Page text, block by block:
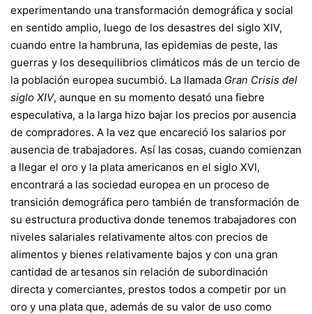
experimentando una transformación demográfica y social
en sentido amplio, luego de los desastres del siglo XIV,
cuando entre la hambruna, las epidemias de peste, las
guerras y los desequilibrios climáticos más de un tercio de
la población europea sucumbió. La llamada Gran Crisis del
siglo XIV, aunque en su momento desató una fiebre
especulativa, a la larga hizo bajar los precios por ausencia
de compradores. A la vez que encareció los salarios por
ausencia de trabajadores. Así las cosas, cuando comienzan
a llegar el oro y la plata americanos en el siglo XVI,
encontrará a las sociedad europea en un proceso de
transición demográfica pero también de transformación de
su estructura productiva donde tenemos trabajadores con
niveles salariales relativamente altos con precios de
alimentos y bienes relativamente bajos y con una gran
cantidad de artesanos sin relación de subordinación
directa y comerciantes, prestos todos a competir por un
oro y una plata que, además de su valor de uso como